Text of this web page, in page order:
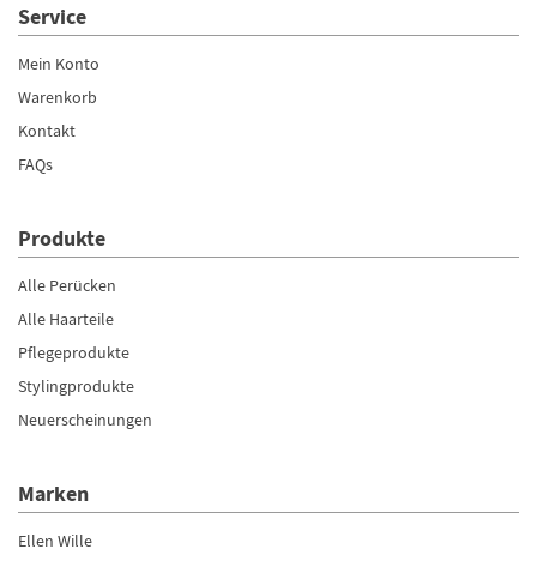
Service
Mein Konto
Warenkorb
Kontakt
FAQs
Produkte
Alle Perücken
Alle Haarteile
Pflegeprodukte
Stylingprodukte
Neuerscheinungen
Marken
Ellen Wille